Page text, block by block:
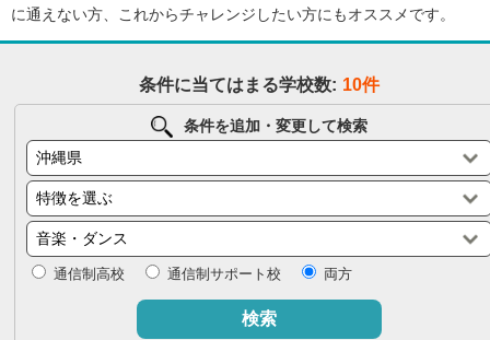
関東 北海道・東北
中国
四国 九州・沖縄
に通えない方、これからチャレンジしたい方にもオススメです。
条件に当てはまる学校数: 10件
条件を追加・変更して検索
通信制高校 通信制サポート校 両方
検索